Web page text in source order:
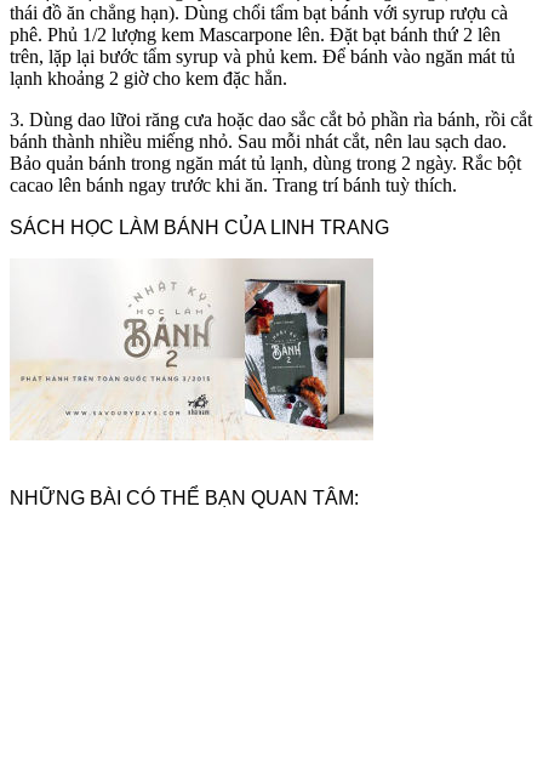
thái đồ ăn chẳng hạn). Dùng chổi tẩm bạt bánh với syrup rượu cà
phê. Phủ 1/2 lượng kem Mascarpone lên. Đặt bạt bánh thứ 2 lên
trên, lặp lại bước tẩm syrup và phủ kem. Để bánh vào ngăn mát tủ
lạnh khoảng 2 giờ cho kem đặc hẳn.
3. Dùng dao lữoi răng cưa hoặc dao sắc cắt bỏ phần rìa bánh, rồi cắt
bánh thành nhiều miếng nhỏ. Sau mỗi nhát cắt, nên lau sạch dao.
Bảo quản bánh trong ngăn mát tủ lạnh, dùng trong 2 ngày. Rắc bột
cacao lên bánh ngay trước khi ăn. Trang trí bánh tuỳ thích.
SÁCH HỌC LÀM BÁNH CỦA LINH TRANG
NHỮNG BÀI CÓ THỂ BẠN QUAN TÂM: